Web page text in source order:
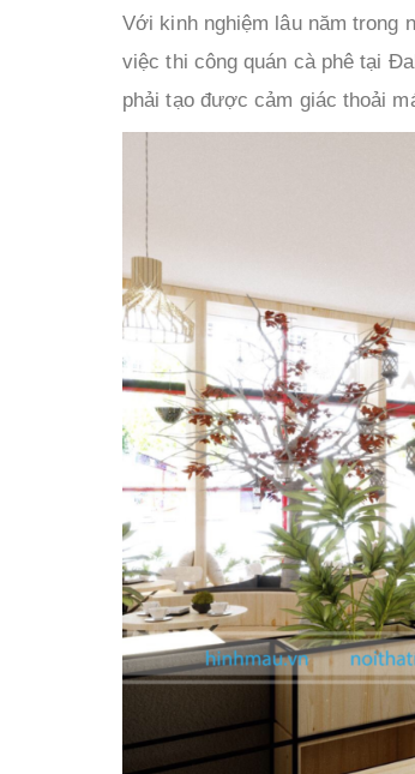
Với kinh nghiệm lâu năm trong
việc thi công quán cà phê tại
phải tạo được cảm giác thoải